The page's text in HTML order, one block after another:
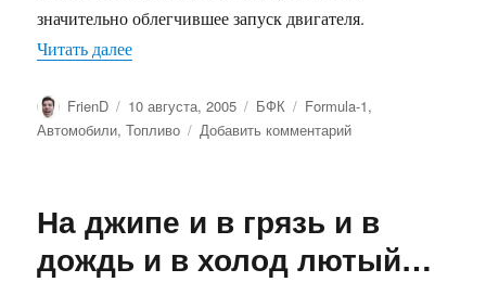
значительно облегчившее запуск двигателя.
Читать далее«Технические достижения 1894-1905 гг.»
Автор
FrienD Опубликовано
10 августа, 2005 Рубрики
БФК Метки
Formula-1,
Автомобили,Топливо Добавить комментарийк
1894-
гг.
На джипе и в грязь и в
дождь и в холод лютый…